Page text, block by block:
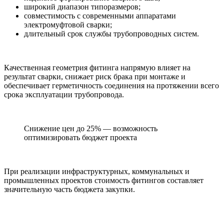
широкий диапазон типоразмеров;
совместимость с современными аппаратами
электромуфтовой сварки;
длительный срок службы трубопроводных систем.
Качественная геометрия фитинга напрямую влияет на
результат сварки, снижает риск брака при монтаже и
обеспечивает герметичность соединения на протяжении всего
срока эксплуатации трубопровода.
Снижение цен до 25% — возможность
оптимизировать бюджет проекта
При реализации инфраструктурных, коммунальных и
промышленных проектов стоимость фитингов составляет
значительную часть бюджета закупки.